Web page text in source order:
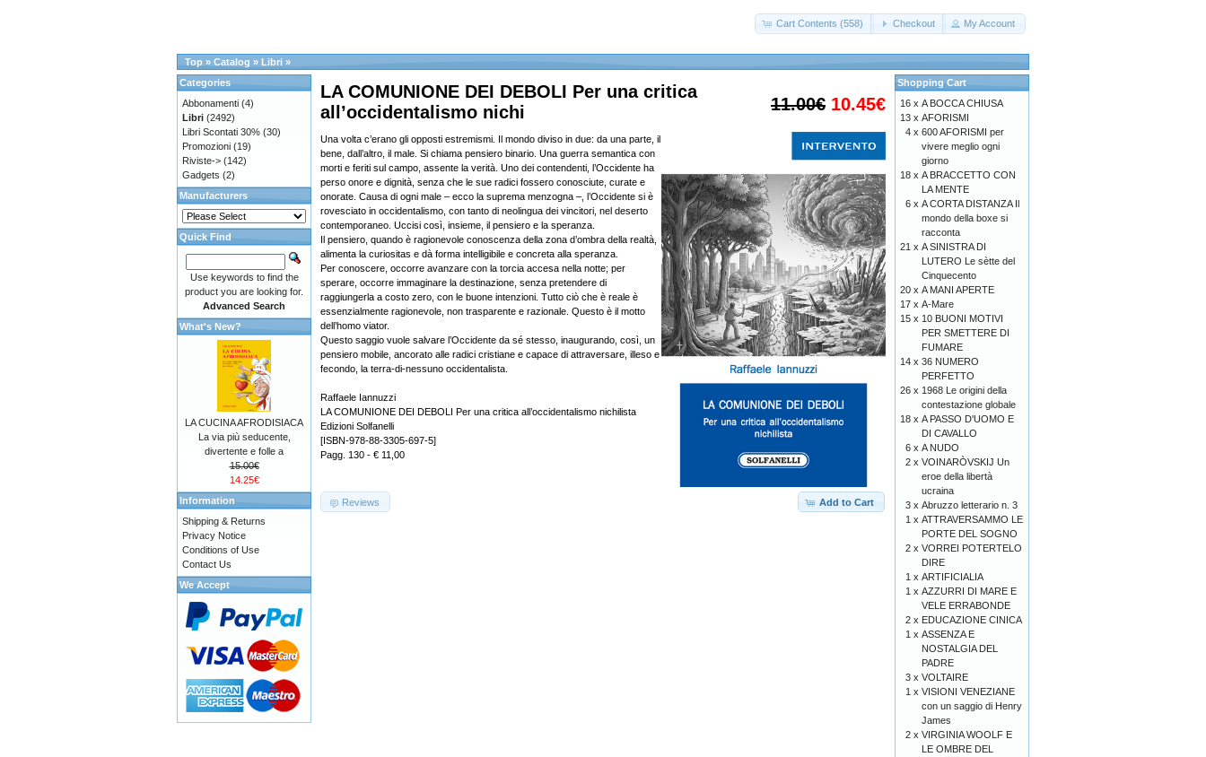
Cart Contents (558) Checkout My Account
Top » Catalog » Libri »
11.00€ 10.45€
LA COMUNIONE DEI DEBOLI Per una critica
all’occidentalismo nichi
Una volta c’erano gli opposti estremismi. Il mondo diviso in due: da una parte, il
bene, dall’altro, il male. Si chiama pensiero binario. Una guerra semantica con
morti e feriti sul campo, assente la verità. Uno dei contendenti, l’Occidente ha
perso onore e dignità, senza che le sue radici fossero conosciute, curate e
onorate. Causa di ogni male – ecco la suprema menzogna –, l’Occidente si è
rovesciato in occidentalismo, con tanto di neolingua dei vincitori, nel deserto
contemporaneo. Uccisi così, insieme, il pensiero e la speranza.
Il pensiero, quando è ragionevole conoscenza della zona d’ombra della realtà,
alimenta la curiositas e dà forma intelligibile e concreta alla speranza.
Per conoscere, occorre avanzare con la torcia accesa nella notte; per
sperare, occorre immaginare la destinazione, senza pretendere di
raggiungerla a costo zero, con le buone intenzioni. Tutto ciò che è reale è
essenzialmente ragionevole, non trasparente e razionale. Questo è il motto
dell’homo viator.
Questo saggio vuole salvare l’Occidente da sé stesso, inaugurando, così, un
pensiero mobile, ancorato alle radici cristiane e capace di attraversare, illeso e
fecondo, la terra-di-nessuno occidentalista.
Raffaele Iannuzzi
LA COMUNIONE DEI DEBOLI Per una critica all’occidentalismo nichilista
Edizioni Solfanelli
[ISBN-978-88-3305-697-5]
Pagg. 130 - € 11,00
Add to Cart
Reviews
Categories
Abbonamenti (4)
Libri (2492)
Libri Scontati 30% (30)
Promozioni (19)
Riviste-> (142)
Gadgets (2)
Manufacturers
Quick Find
Use keywords to find the
product you are looking for.
Advanced Search
What's New?
LA CUCINA AFRODISIACA
La via più seducente,
divertente e folle a
15.00€
14.25€
Information
Shipping & Returns
Privacy Notice
Conditions of Use
Contact Us
We Accept
Shopping Cart
16 x A BOCCA CHIUSA
13 x AFORISMI
4 x 600 AFORISMI per
vivere meglio ogni
giorno
18 x A BRACCETTO CON
LA MENTE
6 x A CORTA DISTANZA Il
mondo della boxe si
racconta
21 x A SINISTRA DI
LUTERO Le sètte del
Cinquecento
20 x A MANI APERTE
17 x A-Mare
15 x 10 BUONI MOTIVI
PER SMETTERE DI
FUMARE
14 x 36 NUMERO
PERFETTO
26 x 1968 Le origini della
contestazione globale
18 x A PASSO D'UOMO E
DI CAVALLO
6 x A NUDO
2 x VOINARÒVSKIJ Un
eroe della libertà
ucraina
3 x Abruzzo letterario n. 3
1 x ATTRAVERSAMMO LE
PORTE DEL SOGNO
2 x VORREI POTERTELO
DIRE
1 x ARTIFICIALIA
1 x AZZURRI DI MARE E
VELE ERRABONDE
2 x EDUCAZIONE CINICA
1 x ASSENZA E
NOSTALGIA DEL
PADRE
3 x VOLTAIRE
1 x VISIONI VENEZIANE
con un saggio di Henry
James
2 x VIRGINIA WOOLF E
LE OMBRE DEL